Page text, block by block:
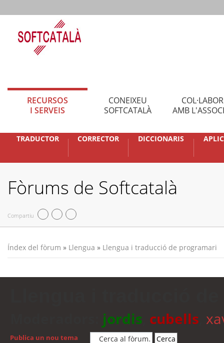
RECURSOS
I SERVEIS
CONEIXEU
SOFTCATALÀ
AMB
TRADUCTOR CORRECTOR DICCIONARIS
Fòrums de Softcatalà
Compartiu
Índex del fòrum » Llengua » Llengua i traducció de programari
jordis cubells
Publica un nou tema